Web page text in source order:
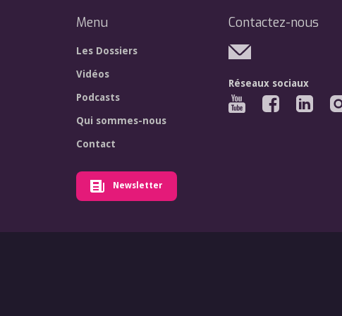
Menu
Les Dossiers
Vidéos
Podcasts
Qui sommes-nous
Contact
Newsletter
Contactez-nous
Réseaux sociaux